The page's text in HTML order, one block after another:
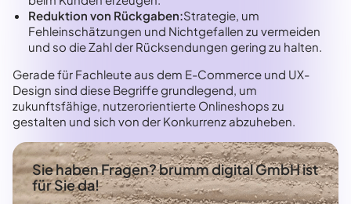
Reduktion von Rückgaben:Strategie, um
Fehleinschätzungen und Nichtgefallen zu vermeiden
und so die Zahl der Rücksendungen gering zu halten.
Gerade für Fachleute aus dem E-Commerce und UX-
Design sind diese Begriffe grundlegend, um
zukunftsfähige, nutzerorientierte Onlineshops zu
gestalten und sich von der Konkurrenz abzuheben.
Sie haben Fragen? brumm digital GmbH ist
für Sie da!